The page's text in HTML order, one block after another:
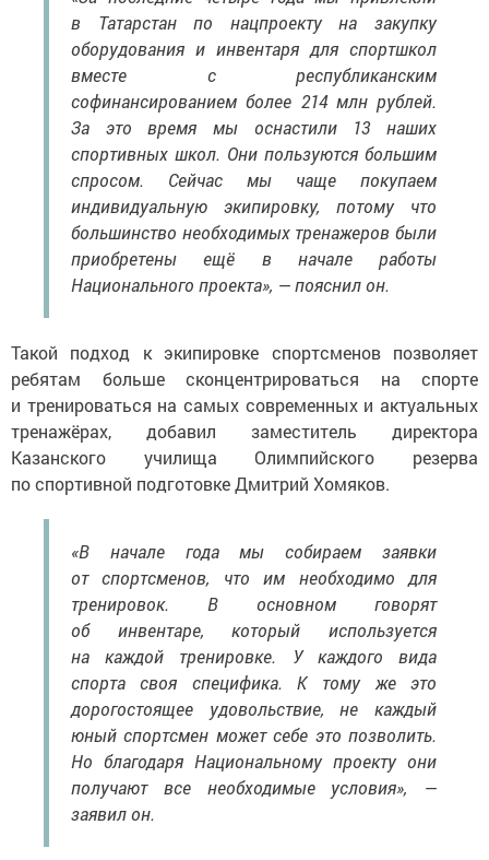
в Татарстан по нацпроекту на закупку
оборудования и инвентаря для спортшкол
вместе с республиканским
софинансированием более 214 млн рублей.
За это время мы оснастили 13 наших
спортивных школ. Они пользуются большим
спросом. Сейчас мы чаще покупаем
индивидуальную экипировку, потому что
большинство необходимых тренажеров были
приобретены ещё в начале работы
Национального проекта», — пояснил он.
Такой подход к экипировке спортсменов позволяет
ребятам больше сконцентрироваться на спорте
и тренироваться на самых современных и актуальных
тренажёрах, добавил заместитель директора
Казанского училища Олимпийского резерва
по спортивной подготовке Дмитрий Хомяков.
«В начале года мы собираем заявки
от спортсменов, что им необходимо для
тренировок. В основном говорят
об инвентаре, который используется
на каждой тренировке. У каждого вида
спорта своя специфика. К тому же это
дорогостоящее удовольствие, не каждый
юный спортсмен может себе это позволить.
Но благодаря Национальному проекту они
получают все необходимые условия», —
заявил он.